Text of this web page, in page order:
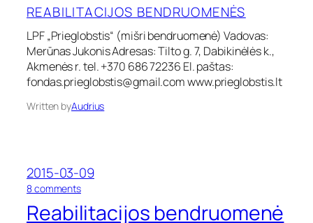
„
A
l
f
a
C
n
”
i
i
t
a
c
i
j
n
d
u
REABILITACIJOS BENDRUOMENĖS
LPF „Prieglobstis“ (mišri bendruomenė) Vadovas:
Merūnas Jukonis Adresas: Tilto g. 7, Dabikinėlės k.,
Akmenės r. tel. +370 686 72236 El. paštas:
fondas.prieglobstis@gmail.comwww.prieglobstis.lt
Written byAudrius
2015-03-09
8 commentso
R
Reabilitacijos bendruomenė